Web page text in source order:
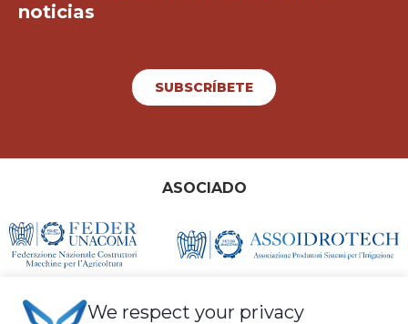
noticias
SUBSCRÍBETE
ASOCIADO
We respect your privacy